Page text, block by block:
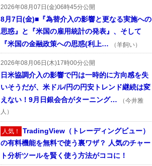
2026年08月07日(金)06時45分公開
8月7日(金)■『為替介入の影響と更なる実施への
思惑』と『米国の雇用統計の発表』、そして
『米国の金融政策への思惑(利上…
（羊飼い）
2026年08月06日(木)17時00分公開
日米協調介入の影響で円は一時的に方向感を失
いそうだが、米ドル/円の円安トレンド継続は変
えない！9月日銀会合がターニング…
（今井雅
人）
人気！ TradingView（トレーディングビュー）
の有料機能を無料で使う裏ワザ？ 人気のチャー
ト分析ツールを賢く使う方法がココに！